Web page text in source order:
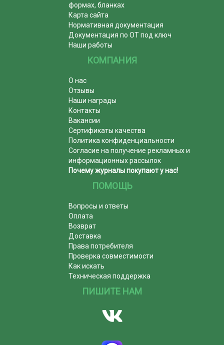
формах, бланках
Карта сайта
Нормативная документация
Документация по ОТ под ключ
Наши работы
КОМПАНИЯ
О нас
Отзывы
Наши награды
Контакты
Вакансии
Сертификаты качества
Политика конфиденциальности
Согласие на получение рекламных и
информационных рассылок
Почему журналы покупают у нас!
ПОМОЩЬ
Вопросы и ответы
Оплата
Возврат
Доставка
Права потребителя
Проверка совместимости
Как искать
Техническая поддержка
ПИШИТЕ НАМ